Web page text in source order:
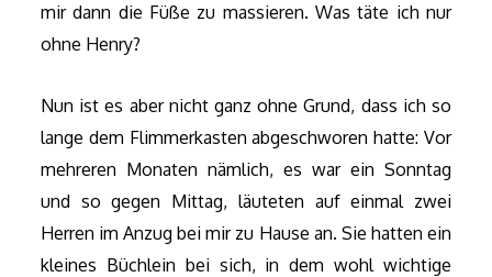
mir dann die Füße zu massieren. Was täte ich nur
ohne Henry?
Nun ist es aber nicht ganz ohne Grund, dass ich so
lange dem Flimmerkasten abgeschworen hatte: Vor
mehreren Monaten nämlich, es war ein Sonntag
und so gegen Mittag, läuteten auf einmal zwei
Herren im Anzug bei mir zu Hause an. Sie hatten ein
kleines Büchlein bei sich, in dem wohl wichtige